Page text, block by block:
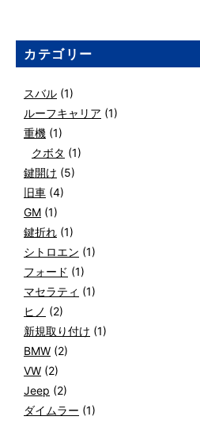
カテゴリー
スバル (1)
ルーフキャリア (1)
重機 (1)
クボタ (1)
鍵開け (5)
旧車 (4)
GM (1)
鍵折れ (1)
シトロエン (1)
フォード (1)
マセラティ (1)
ヒノ (2)
新規取り付け (1)
BMW (2)
VW (2)
Jeep (2)
ダイムラー (1)